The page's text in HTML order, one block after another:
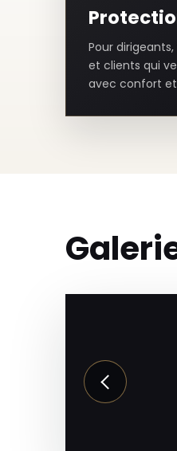
Pour
et clients qui
avec confort